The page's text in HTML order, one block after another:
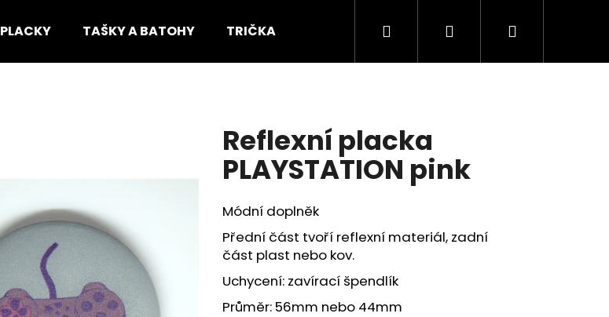
PLACKY TAŠKY A BATOHY TRIČKA Hledat PřihlášeníNákupní
Reflexní placka
PLAYSTATION pink
Módní doplněk
Přední část tvoří reflexní materiál, zadní
část plast nebo kov.
Uchycení: zavírací špendlík
Průměr: 56mm nebo 44mm
najít?